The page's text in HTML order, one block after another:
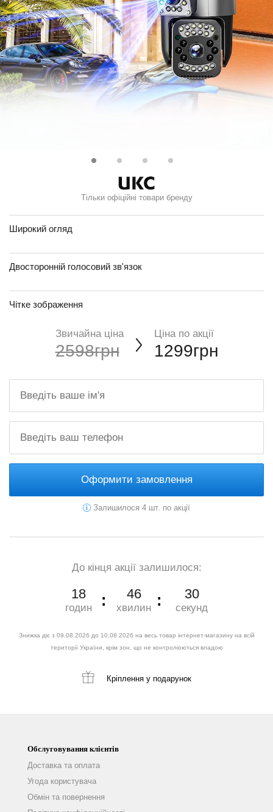
Тільки офіційні товари бренду
Широкий огляд
Двосторонній голосовий зв'язок
Чітке зображення
Звичайна ціна
2598грн
Ціна по акції
1299грн
Оформити замовлення
Залишилося 4 шт. по акції
До кінця акції залишилося:
18
годин
46
хвилин
28
секунд
Знижка діє з 09.08.2026 до 10.08.2026 на весь товар інтернет-магазину на всій
території України, крім зон, що не контролюються владою
Кріпленняу подарунок
Обслуговування клієнтів
Доставка та оплата
Угода користувача
Обмін та повернення